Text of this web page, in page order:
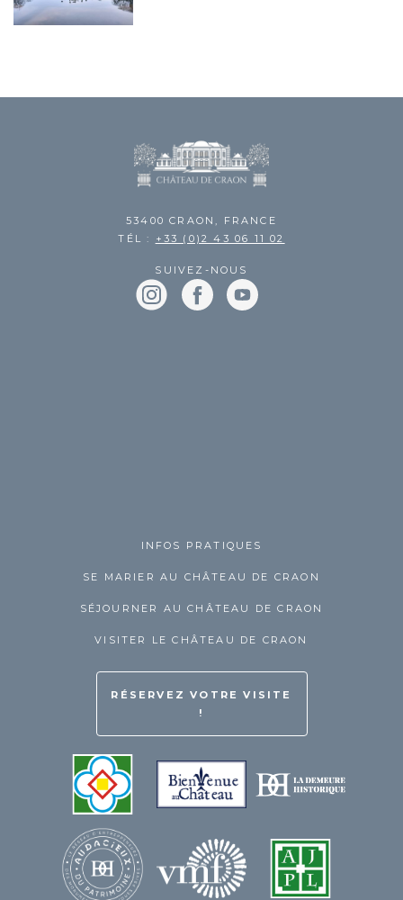
53400 CRAON, FRANCE
TÉL :
+33 (0)2 43 06 11 02
SUIVEZ-NOUS
INFOS PRATIQUES
SE MARIER AU CHÂTEAU DE CRAON
SÉJOURNER AU CHÂTEAU DE CRAON
VISITER LE CHÂTEAU DE CRAON
RÉSERVEZ VOTRE VISITE
!